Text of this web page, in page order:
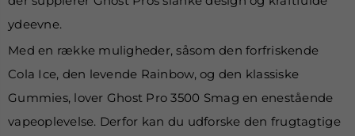
ydeevne.
Med en række muligheder, såsom den forfriskende
Cola Ice, den levende Rainbow, og den klassiske
Gummies, lover Ghost Pro 3500 Smag en enestående
vapeoplevelse. Derfor kan du udforske den frugtagtige